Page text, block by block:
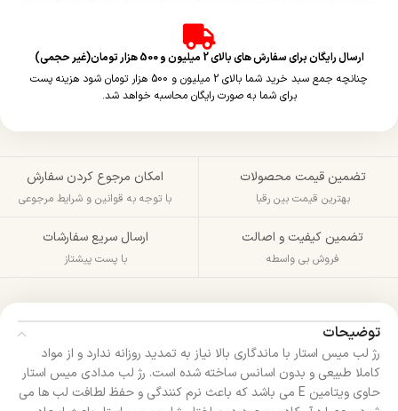
ارسال رایگان برای سفارش های بالای 2 میلیون و 500 هزار تومان(غیر حجمی)
چنانچه جمع سبد خرید شما بالای 2 میلیون و 500 هزار تومان شود هزینه پست
برای شما به صورت رایگان محاسبه خواهد شد.
تضمین قیمت محصولات
بهترین قیمت بین رقبا
امکان مرجوع کردن سفارش
با توجه به قوانین و شرایط مرجوعی
تضمین کیفیت و اصالت
فروش بی واسطه
ارسال سریع سفارشات
با پست پیشتاز
توضیحات
رژ لب میس استار با ماندگاری بالا نیاز به تمدید روزانه ندارد و از مواد
کاملا طبیعی و بدون اسانس ساخته شده است. رژ لب مدادی میس استار
حاوی ویتامین E می باشد که باعث نرم کنندگی و حفظ لطافت لب ها می